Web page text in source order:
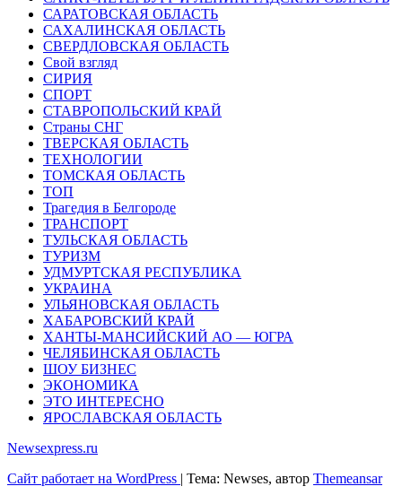
САРАТОВСКАЯ ОБЛАСТЬ
САХАЛИНСКАЯ ОБЛАСТЬ
СВЕРДЛОВСКАЯ ОБЛАСТЬ
Свой взгляд
СИРИЯ
СПОРТ
СТАВРОПОЛЬСКИЙ КРАЙ
Страны СНГ
ТВЕРСКАЯ ОБЛАСТЬ
ТЕХНОЛОГИИ
ТОМСКАЯ ОБЛАСТЬ
ТОП
Трагедия в Белгороде
ТРАНСПОРТ
ТУЛЬСКАЯ ОБЛАСТЬ
ТУРИЗМ
УДМУРТСКАЯ РЕСПУБЛИКА
УКРАИНА
УЛЬЯНОВСКАЯ ОБЛАСТЬ
ХАБАРОВСКИЙ КРАЙ
ХАНТЫ-МАНСИЙСКИЙ АО — ЮГРА
ЧЕЛЯБИНСКАЯ ОБЛАСТЬ
ШОУ БИЗНЕС
ЭКОНОМИКА
ЭТО ИНТЕРЕСНО
ЯРОСЛАВСКАЯ ОБЛАСТЬ
Newsexpress.ru
Сайт работает на WordPress | Тема: Newses, автор Themeansar